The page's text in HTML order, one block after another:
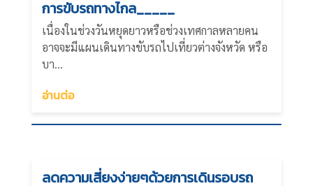
การขับรถทางไกล_____
เนื่องในช่วงวันหยุดยาวหรือช่วงเทศกาลหลายคน
อาจจะมีแผนเดินทางขับรถไปเที่ยวต่างจังหวัด หรือ
บา...
อ่านต่อ
ลดความเสี่ยงง่ายๆด้วยการเดินรอบรถ